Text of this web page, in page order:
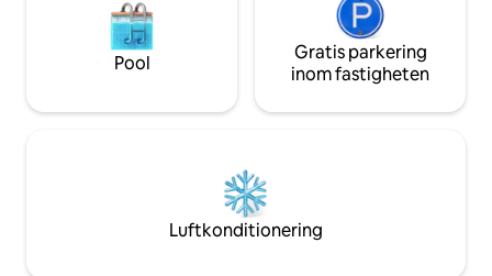
Pool
Gratis parkering
inom fastigheten
Luftkonditionering